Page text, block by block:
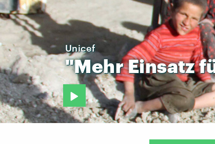
Unicef
"MehrEinsatz